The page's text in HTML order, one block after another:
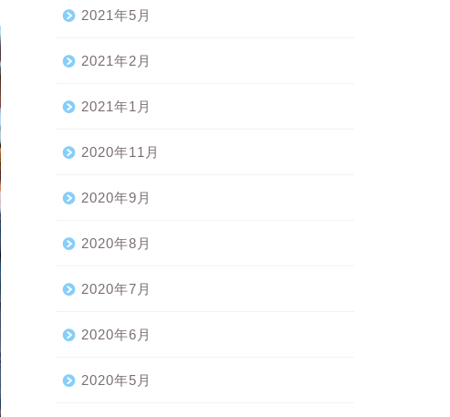
2021年5月
2021年2月
2021年1月
2020年11月
2020年9月
2020年8月
2020年7月
2020年6月
2020年5月